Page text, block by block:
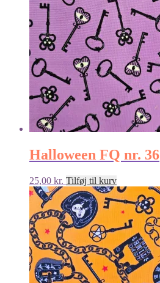
Halloween FQ nr. 36
25,00 kr. Tilføj til kurv